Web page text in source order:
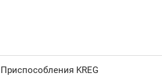
Приспособления KREG